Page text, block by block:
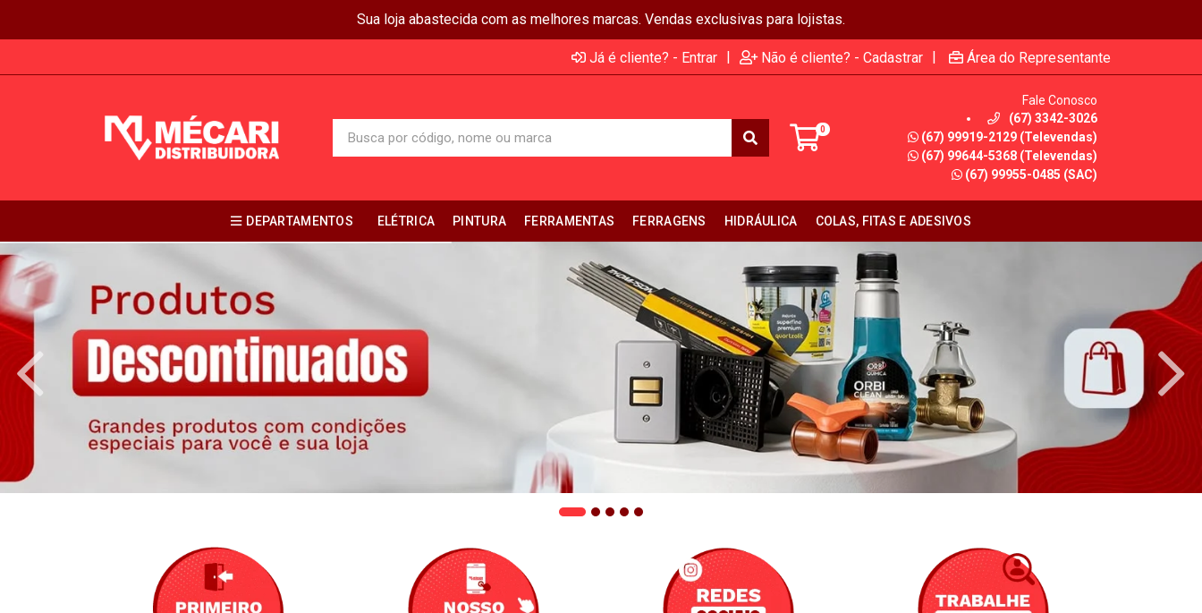
Sua loja abastecida com as melhores marcas. Vendas exclusivas para lojistas.
Já é cliente? - Entrar | Não é cliente? - Cadastrar | Área do Representante
0
Fale Conosco
(67) 3342-3026
(67) 99919-2129 (Televendas)
(67) 99644-5368 (Televendas)
(67) 99955-0485 (SAC)
DEPARTAMENTOS ELÉTRICA PINTURA FERRAMENTAS FERRAGENS HIDRÁULICA COLAS, FITAS E ADESIVOS